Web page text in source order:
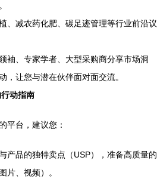
、减农药化肥、碳足迹管理等行业前沿议
袖、专家学者、大型采购商分享市场洞
，让您与潜在伙伴面对面交流。
动指南
平台，建议您：
产品的独特卖点（USP），准备高质量的
片、视频）。